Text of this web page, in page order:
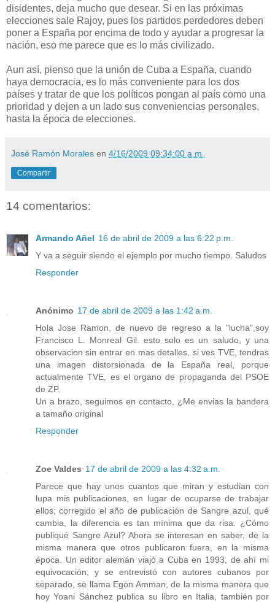
disidentes, deja mucho que desear. Si en las próximas
elecciones sale Rajoy, pues los partidos perdedores deben
poner a España por encima de todo y ayudar a progresar la
nación, eso me parece que es lo más civilizado.
Aun así, pienso que la unión de Cuba a España, cuando
haya democracia, es lo más conveniente para los dos
países y tratar de que los políticos pongan al país como una
prioridad y dejen a un lado sus conveniencias personales,
hasta la época de elecciones.
José Ramón Morales en 4/16/2009 09:34:00 a.m.
Compartir
14 comentarios:
Armando Añel 16 de abril de 2009 a las 6:22 p.m.
Y va a seguir siendo el ejemplo por mucho tiempo. Saludos
Responder
Anónimo 17 de abril de 2009 a las 1:42 a.m.
Hola Jose Ramon, de nuevo de regreso a la "lucha",soy
Francisco L. Monreal Gil. esto solo es un saludo, y una
observacion sin entrar en mas detalles, si ves TVE, tendras
una imagen distorsionada de la España real, porque
actualmente TVE, es el organo de propaganda del PSOE
de ZP.
Un a brazo, seguimos en contacto, ¿Me envias la bandera
a tamaño original
Responder
Zoe Valdes 17 de abril de 2009 a las 4:32 a.m.
Parece que hay unos cuantos que miran y estudian con
lupa mis publicaciones, en lugar de ocuparse de trabajar
ellos; corregido el año de publicación de Sangre azul, qué
cambia, la diferencia es tan mínima que da risa. ¿Cómo
publiqué Sangre Azul? Ahora se interesan en saber, de la
misma manera que otros publicaron fuera, en la misma
época. Un editor alemán viajó a Cuba en 1993, de ahí mi
equivocación, y se entrevistó con autores cubanos por
separado, se llama Egon Amman, de la misma manera que
hoy Yoani Sánchez publica su libro en Italia, también por